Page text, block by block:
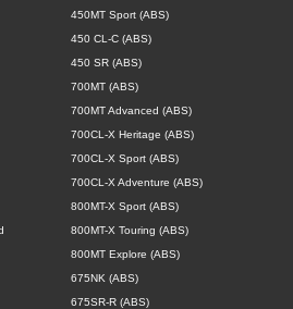
450MT Sport (ABS)
450 CL-C (ABS)
450 SR (ABS)
700MT (ABS)
700MT Advanced (ABS)
700CL-X Heritage (ABS)
700CL-X Sport (ABS)
700CL-X Adventure (ABS)
800MT-X Sport (ABS)
800MT-X Touring (ABS)
800MT Explore (ABS)
675NK (ABS)
675SR-R (ABS)